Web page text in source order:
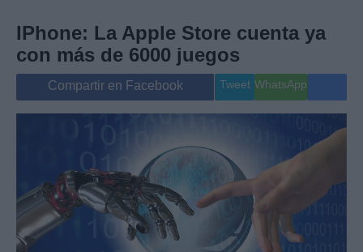
Internacional
Viajes
Gente
Musica
IPhone: La Apple Store cuenta ya
con más de 6000 juegos
Compartir en Facebook Tweet WhatsApp